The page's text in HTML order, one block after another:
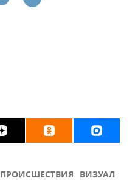
ПРОИСШЕСТВИЯ ВИЗУАЛ